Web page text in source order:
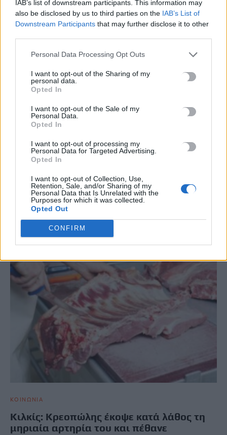
IAB’s list of downstream participants. This information may
also be disclosed by us to third parties on the IAB’s List of
Downstream Participants that may further disclose it to other
Personal Data Processing Opt Outs
I want to opt-out of the Sharing of my
personal data.
Opted In
I want to opt-out of the Sale of my
Personal Data.
Opted In
I want to opt-out of processing my
Personal Data for Targeted Advertising.
Opted In
I want to opt-out of Collection, Use,
Retention, Sale, and/or Sharing of my
Personal Data that Is Unrelated with the
Purposes for which it was collected.
Opted Out
CONFIRM
νεκροί από τα ρωσικά πλήγματα – Ένα παιδί μεταξύ των
θυμάτων
Ελαφονήσι: Οδηγούσαν τα αυτοκίνητα στο πάρκινγκ που
εργάζονται και κατέληξαν με χειροπέδες
8 Αυγούστου, 2026
TRENDING
ΟΦΗ #ΠΥΡΚΑΓΙΕΣ #ΝΟΤΙΟ ΡΕΘΥΜΝΟ
ΣΧΕΤΙΚΆ ΆΡΘΡΑ
ΚΟΙΝΩΝΙΑ
Κιλκίς: Κρεοπώλης έκοψε κατά λάθος τη
μηριαία αρτηρία του και πέθανε